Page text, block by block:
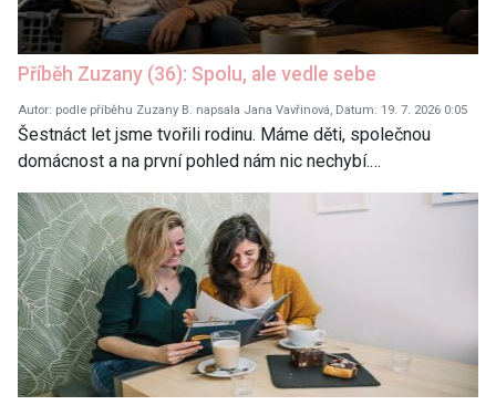
Příběh Zuzany (36): Spolu, ale vedle sebe
Autor: podle příběhu Zuzany B. napsala Jana Vavřinová, Datum: 19. 7. 2026 0:05
Šestnáct let jsme tvořili rodinu. Máme děti, společnou
domácnost a na první pohled nám nic nechybí.…